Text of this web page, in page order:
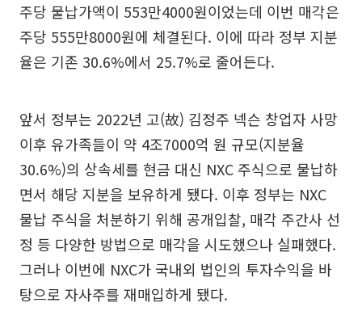
주당 물납가액이 553만4000원이었는데 이번 매각은
주당 555만8000원에 체결된다. 이에 따라 정부 지분
율은 기존 30.6%에서 25.7%로 줄어든다.
앞서 정부는 2022년 고(故) 김정주 넥슨 창업자 사망
이후 유가족들이 약 4조7000억 원 규모(지분율
30.6%)의 상속세를 현금 대신 NXC 주식으로 물납하
면서 해당 지분을 보유하게 됐다. 이후 정부는 NXC
물납 주식을 처분하기 위해 공개입찰, 매각 주간사 선
정 등 다양한 방법으로 매각을 시도했으나 실패했다.
그러나 이번에 NXC가 국내외 법인의 투자수익을 바
탕으로 자사주를 재매입하게 됐다.